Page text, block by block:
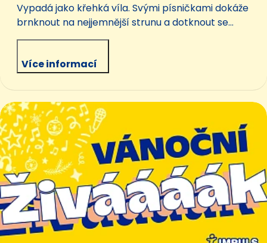
Vypadá jako křehká víla. Svými písničkami dokáže
brnknout na nejjemnější strunu a dotknout se
vašeho nitra. Ale umí to také pořádně rozpálit.
populární songy.
Více informací